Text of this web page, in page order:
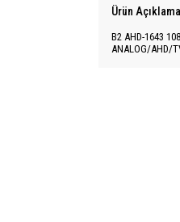
Ürün
B2 AHD-1643
ANALOG/AHD/